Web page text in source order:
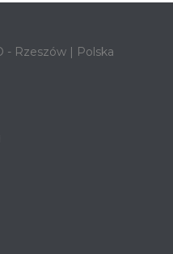
- Rzeszów | Polska